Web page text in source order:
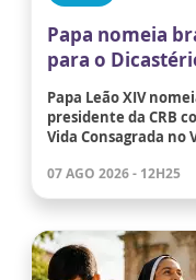
Papa nomeia
para o
Papa Leão XIV
presidente da CRB
Vida Consagrada no
07 AGO 2026 - 12H25